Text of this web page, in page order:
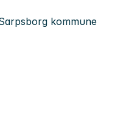
kommune